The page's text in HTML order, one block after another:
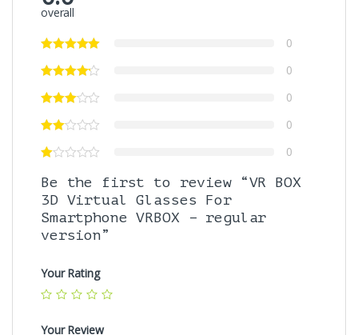
overall
0
0
0
0
0
Be the first to review “VR BOX
3D Virtual Glasses For
Smartphone VRBOX – regular
version”
Your Rating
Your Review